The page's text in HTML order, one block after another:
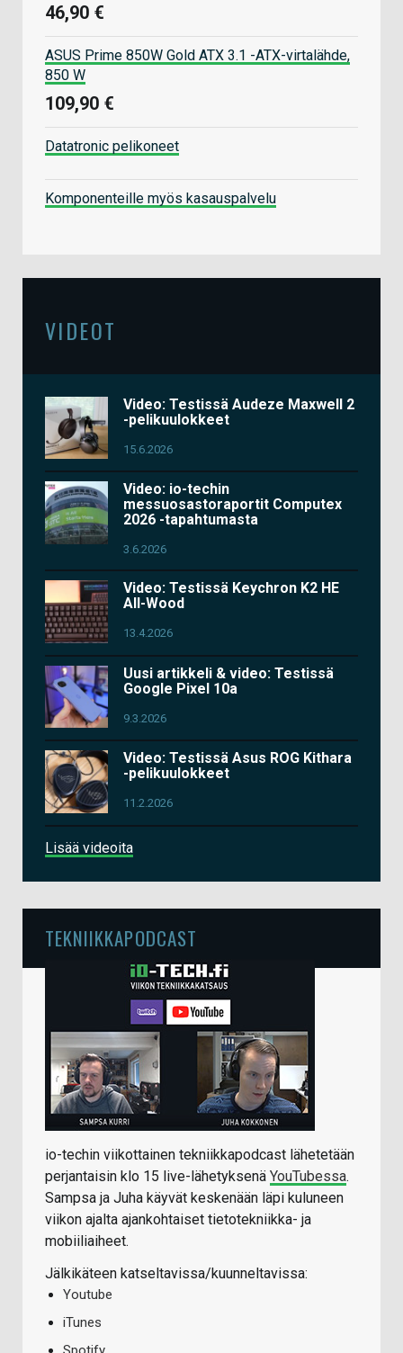
46,90 €
ASUS Prime 850W Gold ATX 3.1 -ATX-virtalähde,
850 W
109,90 €
Datatronic pelikoneet
Komponenteille myös kasauspalvelu
VIDEOT
Video: Testissä Audeze Maxwell 2
-pelikuulokkeet
15.6.2026
Video: io-techin
messuosastoraportit Computex
2026 -tapahtumasta
3.6.2026
Video: Testissä Keychron K2 HE
All-Wood
13.4.2026
Uusi artikkeli & video: Testissä
Google Pixel 10a
9.3.2026
Video: Testissä Asus ROG Kithara
-pelikuulokkeet
11.2.2026
Lisää videoita
TEKNIIKKAPODCAST
io-techin viikottainen tekniikkapodcast lähetetään
perjantaisin klo 15 live-lähetyksenä YouTubessa.
Sampsa ja Juha käyvät keskenään läpi kuluneen
viikon ajalta ajankohtaiset tietotekniikka- ja
mobiiliaiheet.
Jälkikäteen katseltavissa/kuunneltavissa:
Youtube
iTunes